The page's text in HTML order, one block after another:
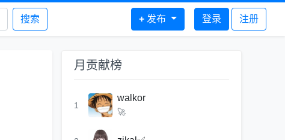
搜索 + 发布 登录 注册
月贡献榜
1
walkor
🚀